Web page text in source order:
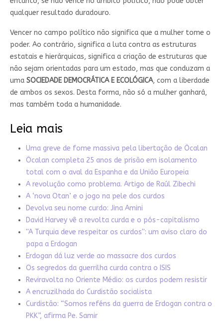
qualquer resultado duradouro.
Vencer no campo político não significa que a mulher tome o
poder. Ao contrário, significa a luta contra as estruturas
estatais e hierárquicas, significa a criação de estruturas que
não sejam orientadas para um estado, mas que conduzam a
uma SOCIEDADE DEMOCRÁTICA E ECOLÓGICA, com a liberdade
de ambos os sexos. Desta forma, não só a mulher ganhará,
mas também toda a humanidade.
Leia mais
Uma greve de fome massiva pela libertação de Öcalan
Öcalan completa 25 anos de prisão em isolamento
total com o aval da Espanha e da União Europeia
A revolução como problema. Artigo de Raúl Zibechi
A ‘nova Otan’ e o jogo na pele dos curdos
Devolva seu nome curdo: Jina Amini
David Harvey vê a revolta curda e o pós-capitalismo
''A Turquia deve respeitar os curdos'': um aviso claro do
papa a Erdogan
Erdogan dá luz verde ao massacre dos curdos
Os segredos da guerrilha curda contra o ISIS
Reviravolta no Oriente Médio: os curdos podem resistir
A encruzilhada do Curdistão socialista
Curdistão: “Somos reféns da guerra de Erdogan contra o
PKK”, afirma Pe. Samir